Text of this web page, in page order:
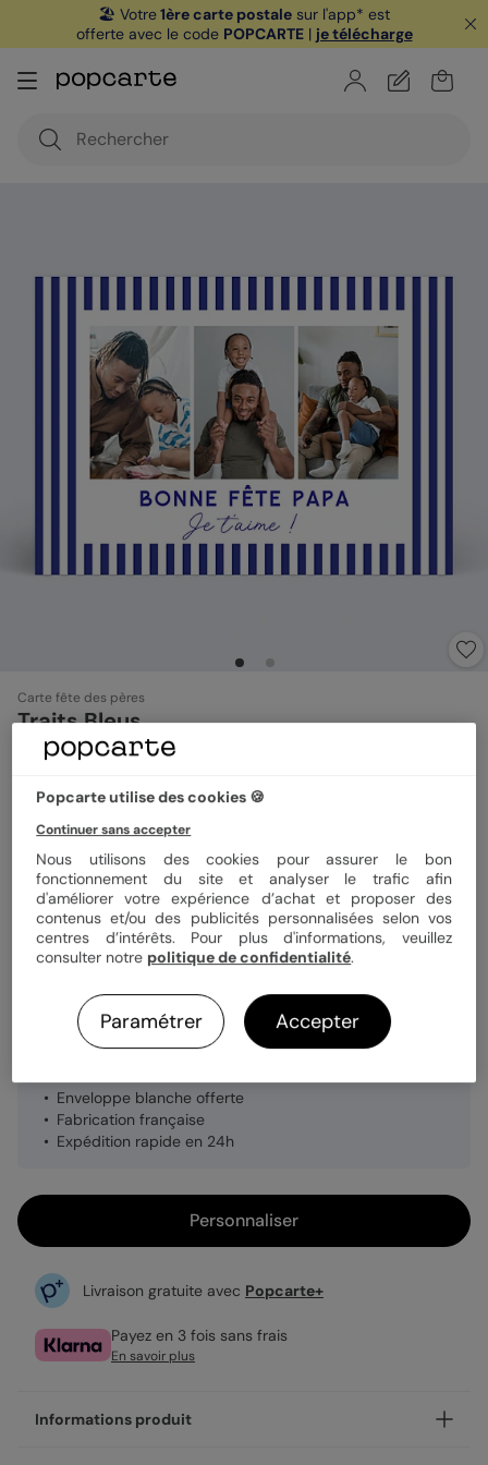
🏖️ Votre1ère carte postale sur l'app* est
offerte avec le code POPCARTE| je télécharge
Carte fête des pères
Traits Bleus
5(1avis)
Format
Papier Papier Satiné
Enveloppe blanche offerte
Fabrication française
Expédition rapide en 24h
Personnaliser
Livraison gratuite avec Popcarte+
Payez en 3 fois sans frais
En savoir plus
Informations produit
Popcarte utilise des cookies 🍪
Continuer sans accepter
Nous utilisons des cookies pour assurer le bon
fonctionnement du site et analyser le trafic afin
d'améliorer votre expérience d’achat et proposer des
contenus et/ou des publicités personnalisées selon vos
centres d’intérêts. Pour plus d'informations, veuillez
consulter notre politique de confidentialité.
Paramétrer Accepter